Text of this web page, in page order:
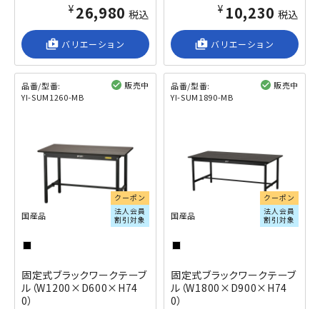
¥26,980 税込
shop_2 バリエーション
¥10,230 税込
shop_2 バリエーション
品番/型番:
YI-SUM1260-MB
販売中
クーポン
法人会員
割引対象
国産品
固定式ブラックワークテーブ
ル（W1200×D600×H74
0）
品番/型番:
YI-SUM1890-MB
販売中
クーポン
法人会員
割引対象
国産品
固定式ブラックワークテーブ
ル（W1800×D900×H74
0）